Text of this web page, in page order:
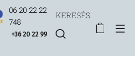
06 20 22 22
748
+36 20 22 99
KERESÉS